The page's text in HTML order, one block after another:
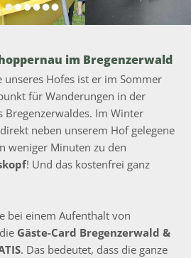
im Bregenzerwald
unseres Hofes ist er im Sommer
für Wanderungen in der
Bregenzerwaldes. Im Winter
neben unserem Hof gelegene
weniger Minuten zu den
! Und das kostenfrei ganz
bei einem Aufenthalt von
Gäste-Card Bregenzerwald &
. Das bedeutet, dass die ganze